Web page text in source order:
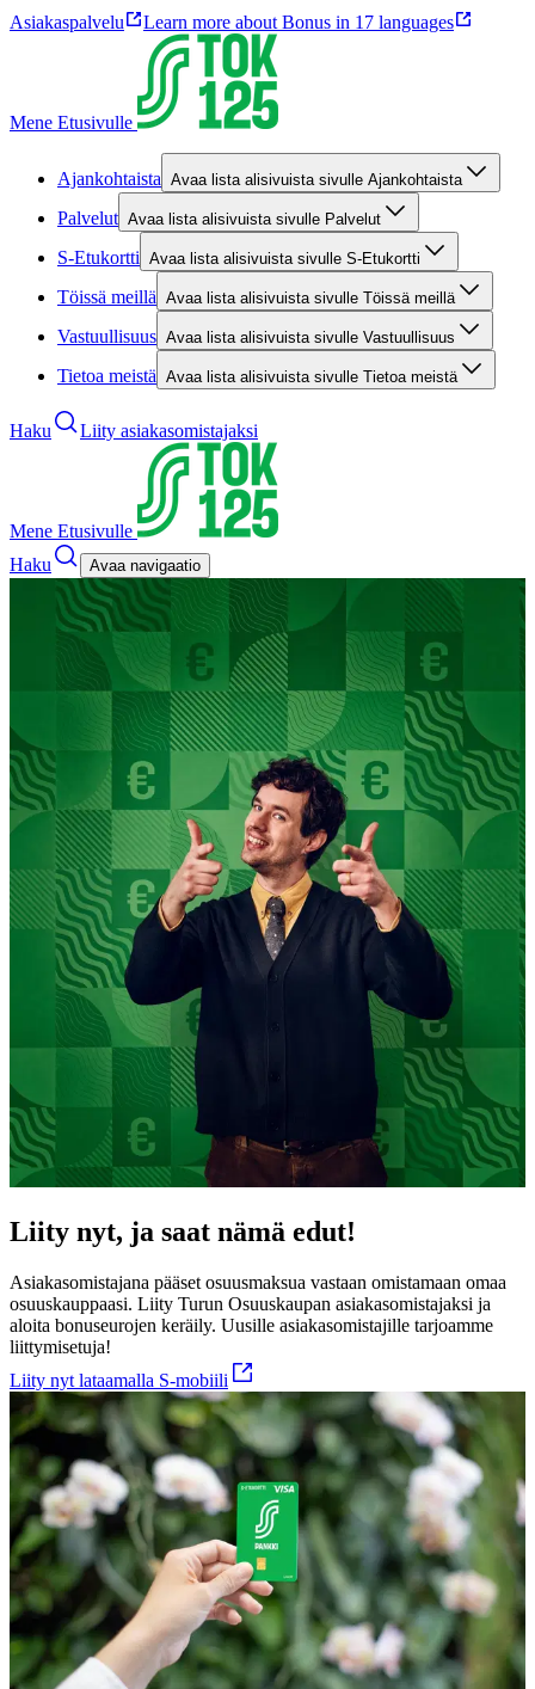
Asiakaspalvelu Learn more about Bonus in 17 languages
Mene Etusivulle
Ajankohtaista Avaa lista alisivuista sivulle Ajankohtaista
Palvelut Avaa lista alisivuista sivulle Palvelut
S-Etukortti Avaa lista alisivuista sivulle S-Etukortti
Töissä meillä Avaa lista alisivuista sivulle Töissä meillä
Vastuullisuus Avaa lista alisivuista sivulle Vastuullisuus
Tietoa meistä Avaa lista alisivuista sivulle Tietoa meistä
Haku Liity asiakasomistajaksi
Mene Etusivulle
Haku
Avaa navigaatio
Liity nyt, ja saat nämä edut!
Asiakasomistajana pääset osuusmaksua vastaan omistamaan omaa
osuuskauppaasi. Liity Turun Osuuskaupan asiakasomistajaksi ja
aloita bonuseurojen keräily. Uusille asiakasomistajille tarjoamme
liittymisetuja!
Liity nyt lataamalla S-mobiili